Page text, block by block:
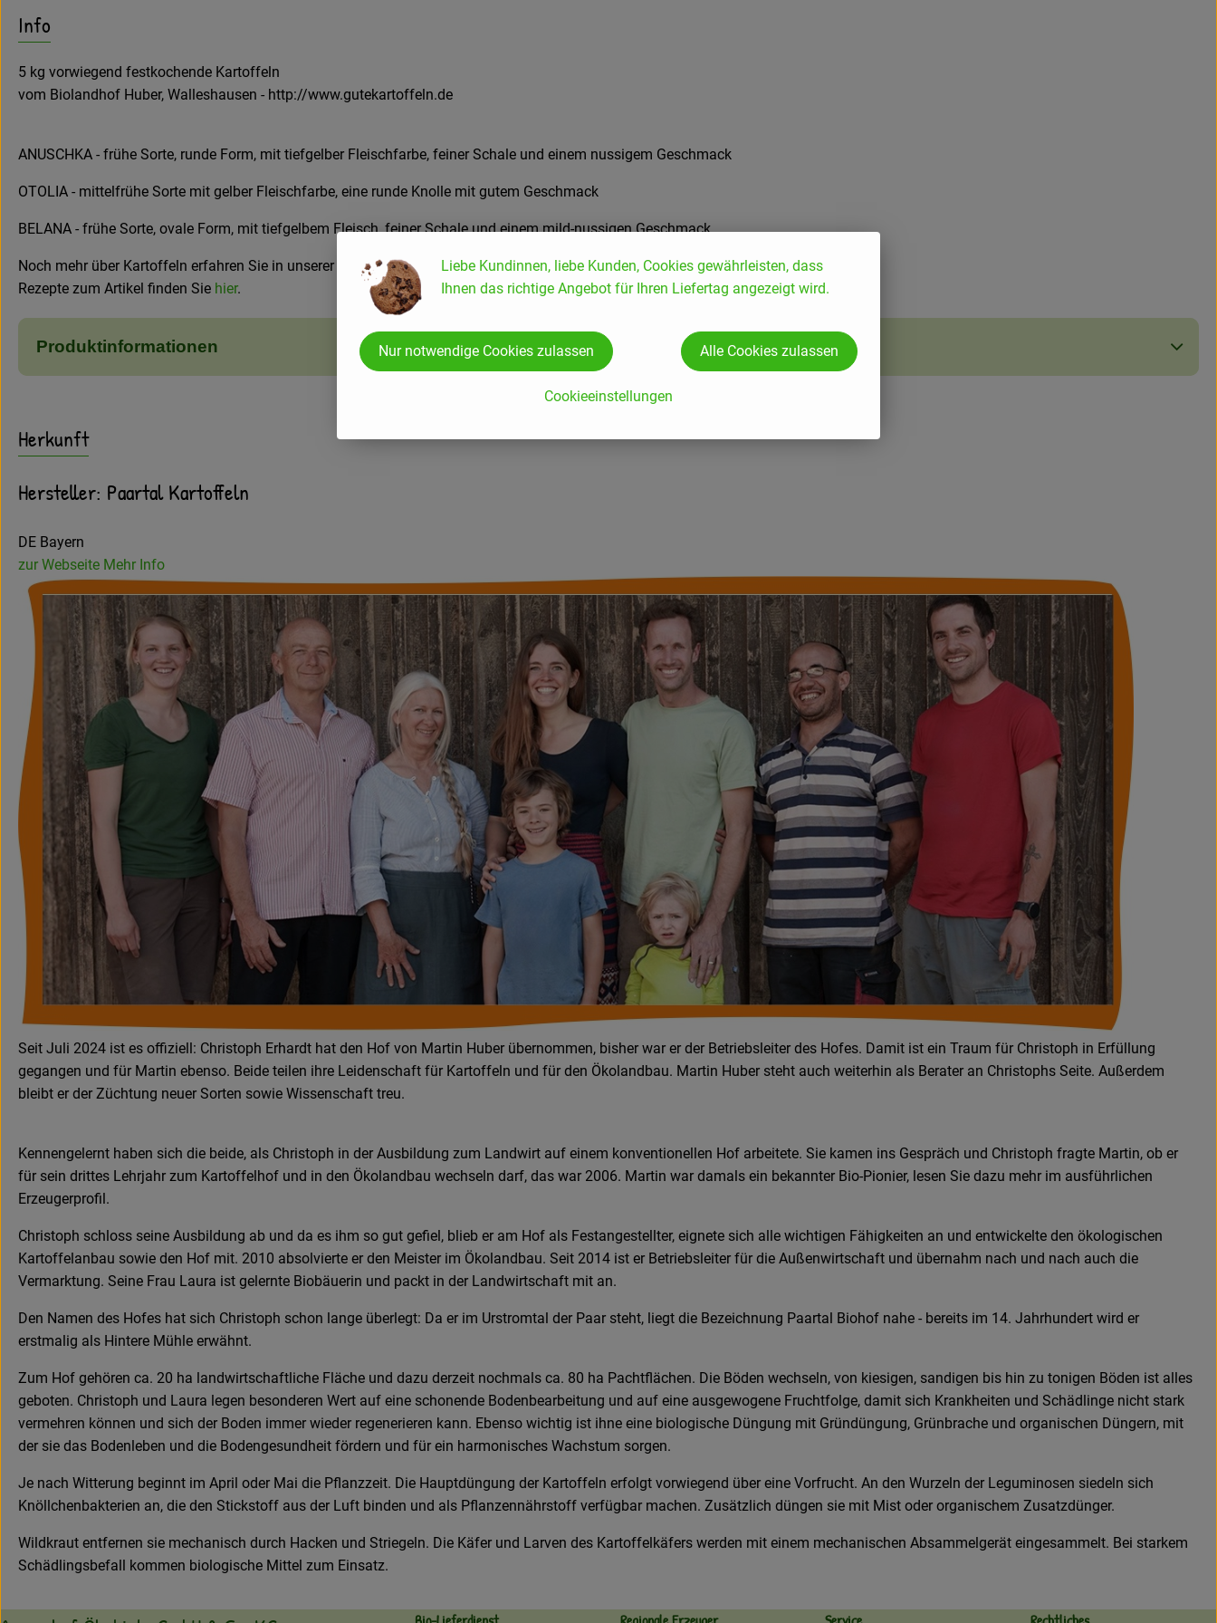
Info
5 kg vorwiegend festkochende Kartoffeln
vom Biolandhof Huber, Walleshausen - http://www.gutekartoffeln.de
ANUSCHKA - frühe Sorte, runde Form, mit tiefgelber Fleischfarbe, feiner Schale und einem nussigem Geschmack
OTOLIA - mittelfrühe Sorte mit gelber Fleischfarbe, eine runde Knolle mit gutem Geschmack
BELANA - frühe Sorte, ovale Form, mit tiefgelbem Fleisch, feiner Schale und einem mild-nussigen Geschmack
Noch mehr über Kartoffeln erfahren Sie in unserer Warenkunde
Rezepte zum Artikel finden Sie hier.
Produktinformationen
Herkunft
Hersteller: Paartal Kartoffeln
DE Bayern
zur Webseite Mehr Info
Seit Juli 2024 ist es offiziell: Christoph Erhardt hat den Hof von Martin Huber übernommen, bisher war er der Betriebsleiter des Hofes. Damit ist ein Traum für Christoph in Erfüllung
gegangen und für Martin ebenso. Beide teilen ihre Leidenschaft für Kartoffeln und für den Ökolandbau. Martin Huber steht auch weiterhin als Berater an Christophs Seite. Außerdem
bleibt er der Züchtung neuer Sorten sowie Wissenschaft treu.
Kennengelernt haben sich die beide, als Christoph in der Ausbildung zum Landwirt auf einem konventionellen Hof arbeitete. Sie kamen ins Gespräch und Christoph fragte Martin, ob er
für sein drittes Lehrjahr zum Kartoffelhof und in den Ökolandbau wechseln darf, das war 2006. Martin war damals ein bekannter Bio-Pionier, lesen Sie dazu mehr im ausführlichen
Erzeugerprofil.
Christoph schloss seine Ausbildung ab und da es ihm so gut gefiel, blieb er am Hof als Festangestellter, eignete sich alle wichtigen Fähigkeiten an und entwickelte den ökologischen
Kartoffelanbau sowie den Hof mit. 2010 absolvierte er den Meister im Ökolandbau. Seit 2014 ist er Betriebsleiter für die Außenwirtschaft und übernahm nach und nach auch die
Vermarktung. Seine Frau Laura ist gelernte Biobäuerin und packt in der Landwirtschaft mit an.
Den Namen des Hofes hat sich Christoph schon lange überlegt: Da er im Urstromtal der Paar steht, liegt die Bezeichnung Paartal Biohof nahe - bereits im 14. Jahrhundert wird er
erstmalig als Hintere Mühle erwähnt.
Zum Hof gehören ca. 20 ha landwirtschaftliche Fläche und dazu derzeit nochmals ca. 80 ha Pachtflächen. Die Böden wechseln, von kiesigen, sandigen bis hin zu tonigen Böden ist alles
geboten. Christoph und Laura legen besonderen Wert auf eine schonende Bodenbearbeitung und auf eine ausgewogene Fruchtfolge, damit sich Krankheiten und Schädlinge nicht stark
vermehren können und sich der Boden immer wieder regenerieren kann. Ebenso wichtig ist ihne eine biologische Düngung mit Gründüngung, Grünbrache und organischen Düngern, mit
der sie das Bodenleben und die Bodengesundheit fördern und für ein harmonisches Wachstum sorgen.
Je nach Witterung beginnt im April oder Mai die Pflanzzeit. Die Hauptdüngung der Kartoffeln erfolgt vorwiegend über eine Vorfrucht. An den Wurzeln der Leguminosen siedeln sich
Knöllchenbakterien an, die den Stickstoff aus der Luft binden und als Pflanzennährstoff verfügbar machen. Zusätzlich düngen sie mit Mist oder organischem Zusatzdünger.
Wildkraut entfernen sie mechanisch durch Hacken und Striegeln. Die Käfer und Larven des Kartoffelkäfers werden mit einem mechanischen Absammelgerät eingesammelt. Bei starkem
Schädlingsbefall kommen biologische Mittel zum Einsatz.
Liebe Kundinnen, liebe Kunden, Cookies gewährleisten, dass
Ihnen das richtige Angebot für Ihren Liefertag angezeigt wird.
Cookieeinstellungen
Nur notwendige Cookies zulassen Alle Cookies zulassen